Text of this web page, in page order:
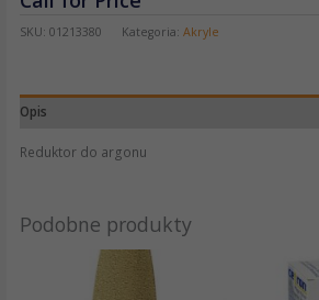
SKU:01213380 Kategoria:Akryle
Opis
Reduktor do argonu
Podobne produkty